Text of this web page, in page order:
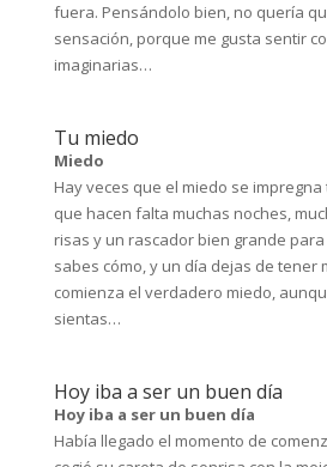
fuera. Pensándolo bien, no quería
sensación, porque me gusta sentir
imaginarias…
Tu miedo
Miedo
Hay veces que el miedo se
que hacen falta muchas noches,
risas y un rascador bien grande
sabes cómo, y un día dejas de tener
comienza el verdadero miedo,
sientas…
Hoy iba a ser un buen día
Hoy iba a ser un buen día
Había llegado el momento de